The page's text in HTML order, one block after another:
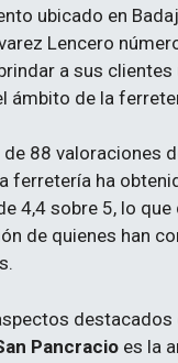
ubicado en
Lencero
a sus clientes
ámbito de la
88 valoraciones
ferretería ha
4,4 sobre 5, lo
de quienes han
destacados
Pancracio es la